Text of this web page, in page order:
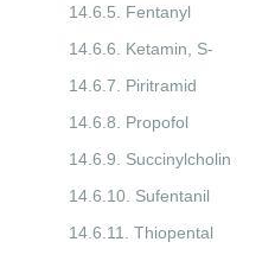
14.6.5. Fentanyl
14.6.6. Ketamin, S-
14.6.7. Piritramid
14.6.8. Propofol
14.6.9. Succinylcholin
14.6.10. Sufentanil
14.6.11. Thiopental